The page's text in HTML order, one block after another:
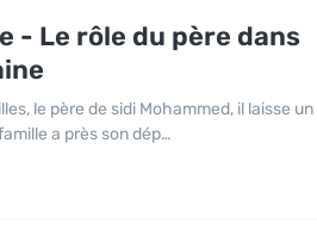
- Le rôle du père dans
le père de sidi Mohammed, il laisse un
a près son dép…